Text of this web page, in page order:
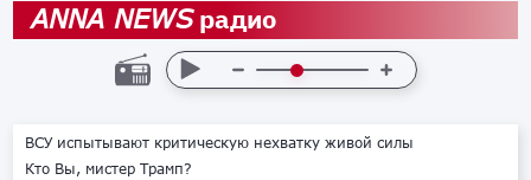
ANNA NEWSрадио
ВСУ испытывают критическую нехватку живой силы
Кто Вы, мистер Трамп?